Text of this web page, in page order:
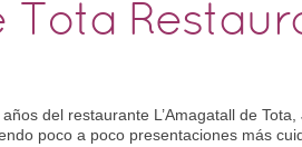
Tota
del restaurante L’Amagatall de Tota,
poco a poco presentaciones más